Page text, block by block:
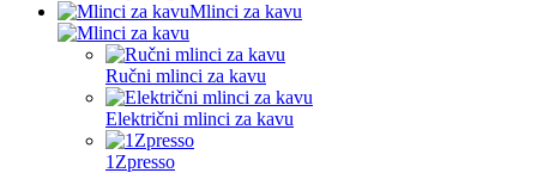
Mlinci za kavu
Ručni mlinci za kavu
Električni mlinci za kavu
1Zpresso